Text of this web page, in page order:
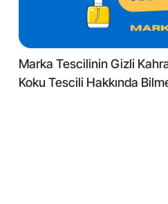
Marka Tescilinin Gizli
Koku Tescili Hakkında